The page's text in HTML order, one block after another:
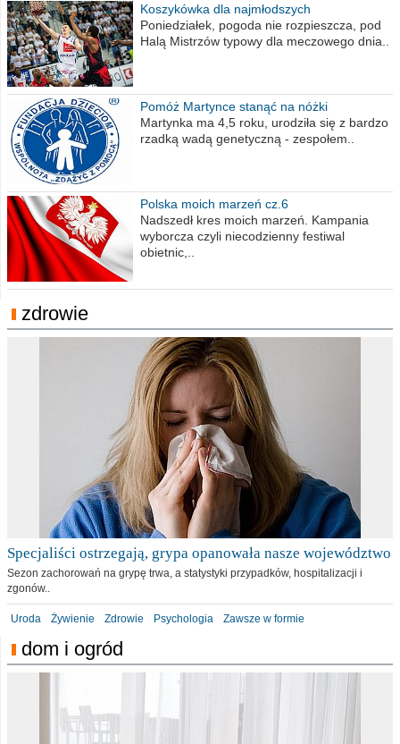
Koszykówka dla najmłodszych
Poniedziałek, pogoda nie rozpieszcza, pod
Halą Mistrzów typowy dla meczowego dnia..
Pomóż Martynce stanąć na nóżki
Martynka ma 4,5 roku, urodziła się z bardzo
rzadką wadą genetyczną - zespołem..
Polska moich marzeń cz.6
Nadszedł kres moich marzeń. Kampania
wyborcza czyli niecodzienny festiwal
obietnic,..
zdrowie
Specjaliści ostrzegają, grypa opanowała nasze województwo
Sezon zachorowań na grypę trwa, a statystyki przypadków, hospitalizacji i
zgonów..
Uroda Żywienie Zdrowie Psychologia Zawsze w formie
dom i ogród